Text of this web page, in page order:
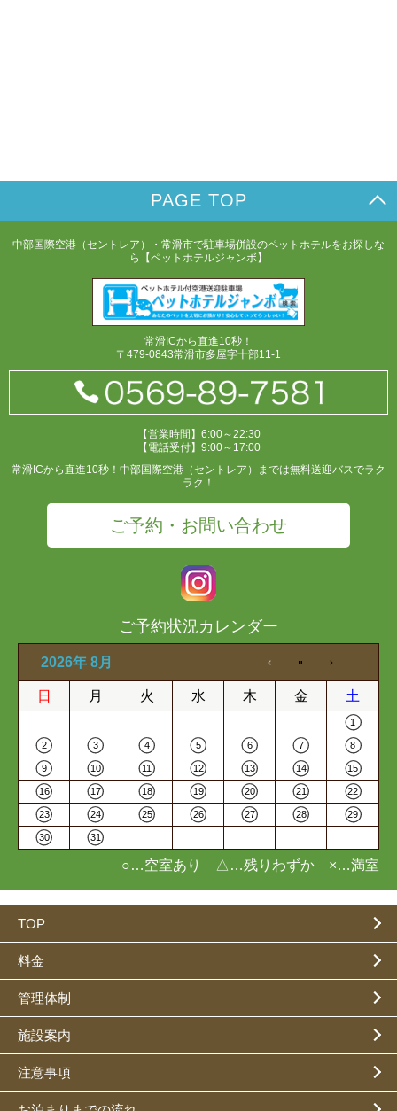
PAGE TOP
中部国際空港（セントレア）・常滑市で駐車場併設のペットホテルをお探しな
ら【ペットホテルジャンボ】
常滑ICから直進10秒！
〒479-0843常滑市多屋字十部11-1
【営業時間】6:00～22:30
【電話受付】9:00～17:00
常滑ICから直進10秒！中部国際空港（セントレア）までは無料送迎バスでラク
ラク！
ご予約・お問い合わせ
ご予約状況カレンダー
2026年 8月
日 月 火 水 木 金 土
1
2 3 4 5 6 7 8
9 10 11 12 13 14 15
16 17 18 19 20 21 22
23 24 25 26 27 28 29
30 31
○…空室あり △…残りわずか ×…満室
TOP
料金
管理体制
施設案内
注意事項